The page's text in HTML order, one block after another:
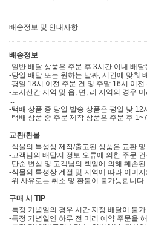
배송정보 및 안내사항
배송정보
-일반 배달 상품은 주문 후 3시간 이내 배달
-당일 배달 또는 원하는 날짜, 시간에 맞춰
-평일 18시 이전 주문 건 및 주말 16시 이전
-도서산간 지역 및 읍, 면, 리 지역의 경우
-택배 상품 중 당일 발송 상품은 평일 낮 12
-택배 상품 중 주문 제작 상품은 주문 후
교환/환불
-식물의 특성상 제작/출고된 상품은 교환
-고객님의 배달지 정보 오류에 의한 주문
-단순 변심 및 고객님의 책임에 의해 훼손
-식물의 특성상 계절 및 지역에 따라 이미
-위 사유로는 취소 및 환불이 불가능합니다.
구매 시 TIP
-특정 기념일의 경우 시간 지정 배달이 불
-특정 기념일엔 하루 전 미리 예약 주문을